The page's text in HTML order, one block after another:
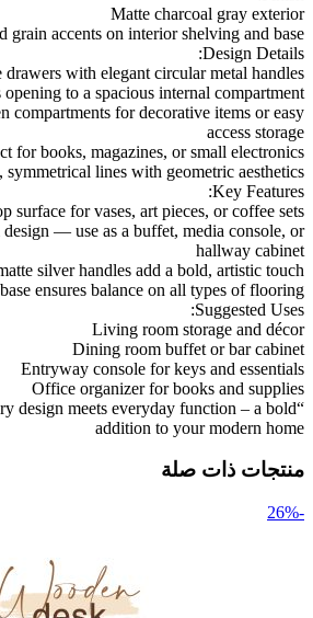
Matte charcoal gray exterior
grain accents on interior shelving and base
Design Details:
with elegant circular metal handles
to a spacious internal compartment
compartments for decorative items or easy
access storage
for books, magazines, or small electronics
lines with geometric aesthetics
Key Features:
surface for vases, art pieces, or coffee sets
— use as a buffet, media console, or
hallway cabinet
silver handles add a bold, artistic touch
ensures balance on all types of flooring
Suggested Uses:
Living room storage and décor
Dining room buffet or bar cabinet
Entryway console for keys and essentials
Office organizer for books and supplies
design meets everyday function – a bold
addition to your modern home
منتجات ذات صلة
-26%